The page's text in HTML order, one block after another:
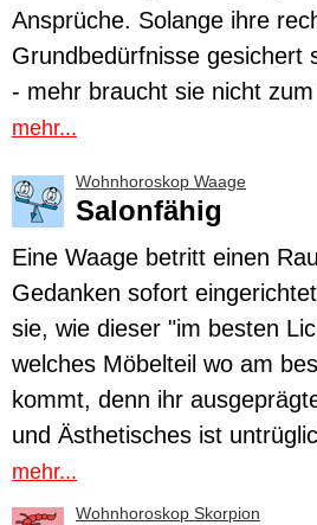
Ansprüche. Solange ihre
Grundbedürfnisse gesichert
- mehr braucht sie nicht
mehr...
Wohnhoroskop Waage
Salonfähig
Eine Waage betritt einen
Gedanken sofort
sie, wie dieser "im besten
welches Möbelteil wo am
kommt, denn ihr
und Ästhetisches ist
mehr...
Wohnhoroskop Skorpion